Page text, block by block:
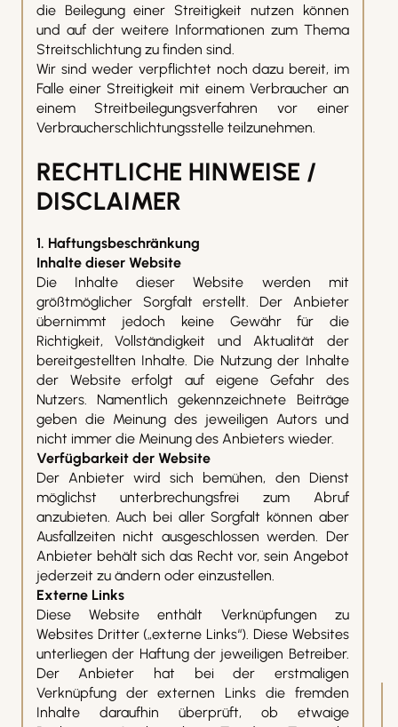
die Beilegung einer Streitigkeit nutzen können
und auf der weitere Informationen zum Thema
Streitschlichtung zu finden sind.
Wir sind weder verpflichtet noch dazu bereit, im
Falle einer Streitigkeit mit einem Verbraucher an
einem Streitbeilegungsverfahren vor einer
Verbraucherschlichtungsstelle teilzunehmen.
RECHTLICHE HINWEISE /
DISCLAIMER
1. Haftungsbeschränkung
Inhalte dieser Website
Die Inhalte dieser Website werden mit
größtmöglicher Sorgfalt erstellt. Der Anbieter
übernimmt jedoch keine Gewähr für die
Richtigkeit, Vollständigkeit und Aktualität der
bereitgestellten Inhalte. Die Nutzung der Inhalte
der Website erfolgt auf eigene Gefahr des
Nutzers. Namentlich gekennzeichnete Beiträge
geben die Meinung des jeweiligen Autors und
nicht immer die Meinung des Anbieters wieder.
Verfügbarkeit der Website
Der Anbieter wird sich bemühen, den Dienst
möglichst unterbrechungsfrei zum Abruf
anzubieten. Auch bei aller Sorgfalt können aber
Ausfallzeiten nicht ausgeschlossen werden. Der
Anbieter behält sich das Recht vor, sein Angebot
jederzeit zu ändern oder einzustellen.
Externe Links
Diese Website enthält Verknüpfungen zu
Websites Dritter („externe Links“). Diese Websites
unterliegen der Haftung der jeweiligen Betreiber.
Der Anbieter hat bei der erstmaligen
Verknüpfung der externen Links die fremden
Inhalte daraufhin überprüft, ob etwaige